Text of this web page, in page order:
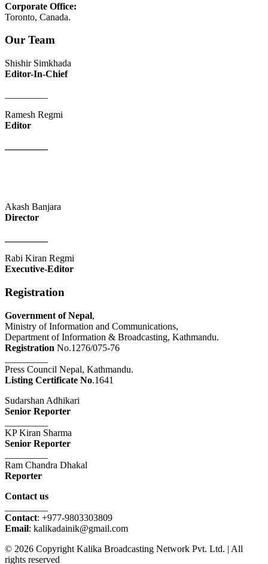
Corporate Office:
Toronto, Canada.
Our Team
Shishir Simkhada
Editor-In-Chief
Ramesh Regmi
Editor
Akash Banjara
Director
Rabi Kiran Regmi
Executive-Editor
Registration
Government of Nepal,
Ministry of Information and Communications,
Department of Information & Broadcasting, Kathmandu.
Registration No.1276/075-76
Press Council Nepal, Kathmandu.
Listing Certificate No.1641
Sudarshan Adhikari
Senior Reporter
KP Kiran Sharma
Senior Reporter
Ram Chandra Dhakal
Reporter
Contact us
Contact: +977-9803303809
Email: kalikadainik@gmail.com
© 2026 Copyright Kalika Broadcasting Network Pvt. Ltd. | All
rights reserved